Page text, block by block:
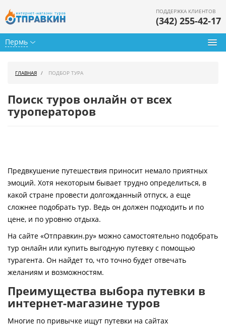
Пермь
ПОДДЕРЖКА КЛИЕНТОВ
(342) 255-42-17
Горящие туры
Страны
Как купить
Контакты
ГЛАВНАЯ ПОДБОР ТУРА
Поиск туров онлайн от всех
туроператоров
Предвкушение путешествия приносит немало приятных
эмоций. Хотя некоторым бывает трудно определиться, в
какой стране провести долгожданный отпуск, а еще
сложнее подобрать тур. Ведь он должен подходить и по
цене, и по уровню отдыха.
На сайте «Отправкин.ру» можно самостоятельно подобрать
тур онлайн или купить выгодную путевку с помощью
турагента. Он найдет то, что точно будет отвечать
желаниям и возможностям.
Преимущества выбора путевки в
интернет-магазине туров
Многие по привычке ищут путевки на сайтах